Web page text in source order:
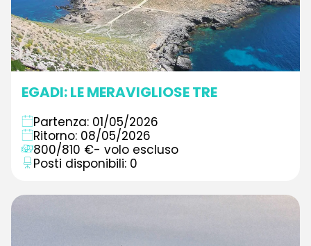
EGADI: LE MERAVIGLIOSE TRE
Partenza: 01/05/2026
Ritorno: 08/05/2026
800/810 €- volo escluso
Posti disponibili: 0